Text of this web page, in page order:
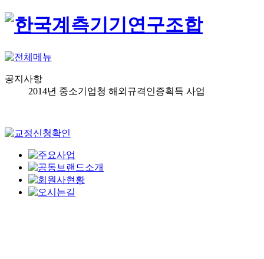
공지사항
2014년 중소기업청 해외규격인증획득 사업